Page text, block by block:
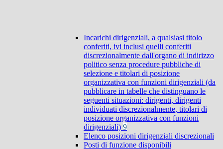
Incarichi dirigenziali, a qualsiasi titolo
conferiti, ivi inclusi quelli conferiti
discrezionalmente dall'organo di indirizzo
politico senza procedure pubbliche di
selezione e titolari di posizione
organizzativa con funzioni dirigenziali (da
pubblicare in tabelle che distinguano le
seguenti situazioni: dirigenti, dirigenti
individuati discrezionalmente, titolari di
posizione organizzativa con funzioni
dirigenziali) 9
Elenco posizioni dirigenziali discrezionali
Posti di funzione disponibili